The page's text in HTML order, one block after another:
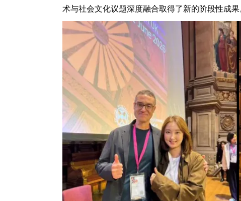
术与社会文化议题深度融合取得了新的阶段性成果